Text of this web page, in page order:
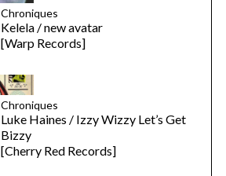
Chroniques
Kelela / new avatar
[Warp Records]
Chroniques
Luke Haines / Izzy Wizzy Let’s Get
Bizzy
[Cherry Red Records]